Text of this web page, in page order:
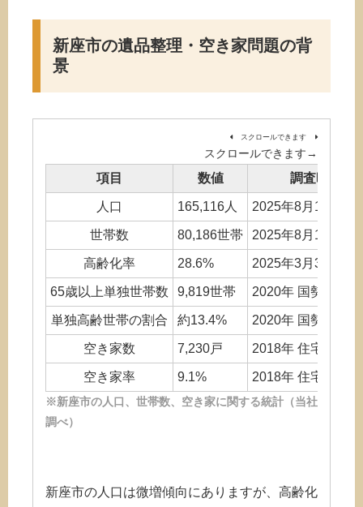
新座市の遺品整理・空き家問題の背
景
スクロールできます
項目 数値 調査時点(推
人口 165,116人 2025年8月1日 新
世帯数 80,186世帯 2025年8月1日 新
高齢化率 28.6% 2025年3月31日 新
65歳以上単独世帯数 9,819世帯 2020年 国勢調査
単独高齢世帯の割合 約13.4% 2020年 国勢調査
空き家数 7,230戸 2018年 住宅・土
空き家率 9.1% 2018年 住宅・土
※新座市の人口、世帯数、空き家に関する統計（当社
調べ）
新座市の人口は微増傾向にありますが、高齢化